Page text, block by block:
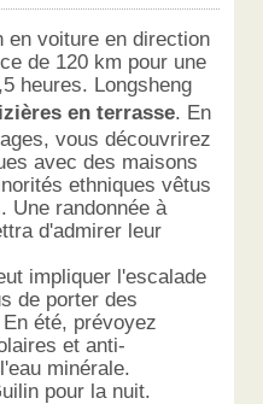
en voiture en direction
de 120 km pour une
heures. Longsheng
en terrasse. En
vous découvrirez
avec des maisons
ethniques vêtus
Une randonnée à
d'admirer leur
impliquer l'escalade
de porter des
été, prévoyez
et anti-
minérale.
pour la nuit.